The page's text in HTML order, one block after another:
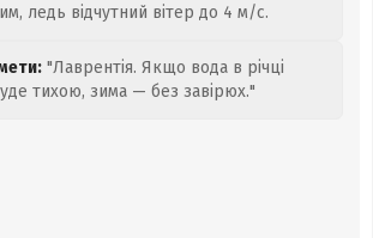
ледь відчутний вітер до 4 м/с.
"Лаврентія. Якщо вода в річці
тихою, зима — без завірюх."